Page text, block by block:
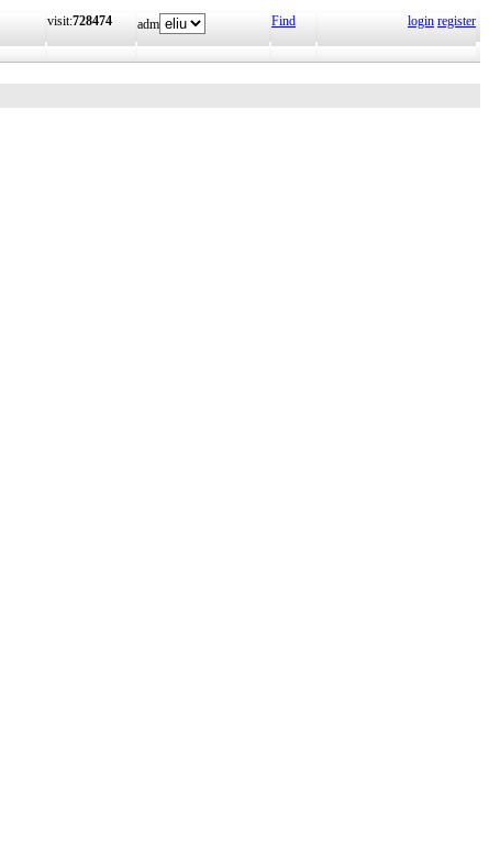
visit:728474 adm Find login register